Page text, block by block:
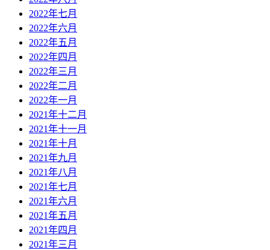
2022年七月
2022年六月
2022年五月
2022年四月
2022年三月
2022年二月
2022年一月
2021年十二月
2021年十一月
2021年十月
2021年九月
2021年八月
2021年七月
2021年六月
2021年五月
2021年四月
2021年三月